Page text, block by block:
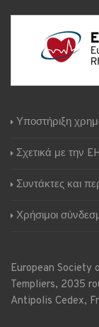
Υποστήριξη
Σχετικά με την
Συντάκτες και
Χρήσιμοι
European Society
Templiers, 2035
Antipolis Cedex,